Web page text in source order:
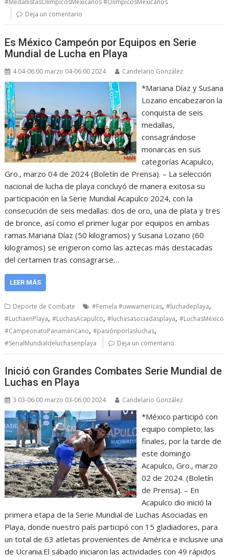
#MedallistasOlímpicosMexicanos #OlimpicosMexicanos
Deja un comentario
Es México Campeón por Equipos en Serie
Mundial de Lucha en Playa
4 04-06:00 marzo 04-06:00 2024 Candelario González
*Mariana Díaz y Susana
Lozano encabezaron la
conquista de seis
medallas,
consagrándose
monarcas en sus
categorías Acapulco,
Gro., marzo 04 de 2024 (Boletín de Prensa). – La selección
nacional de lucha de playa concluyó de manera exitosa su
participación en la Serie Mundial Acapulco 2024, con la
consecución de seis medallas: dos de oro, una de plata y tres
de bronce, así como el primer lugar por equipos en ambas
ramas.Mariana Díaz (50 kilogramos) y Susana Lozano (60
kilogramos) se erigieron como las aztecas más destacadas
del certamen tras consagrarse…
LEER MÁS
Deporte de Combate #Femela #uwwamericas,#luchadeplaya,
#LuchaenPlaya,#LuchasAcapulco,#luchasasociadasplaya,#LuchasMéxico
#CampeonatoPanamericano,#pasiónporlasluchas,
#SerialMundialdeluchasenplaya Deja un comentario
Inició con Grandes Combates Serie Mundial de
Luchas en Playa
3 03-06:00 marzo 03-06:00 2024 Candelario González
*México participó con
equipo completo; las
finales, por la tarde de
este domingo
Acapulco, Gro., marzo
02 de 2024. (Boletín
de Prensa). – En
Acapulco dio inició la
primera etapa de la Serie Mundial de Luchas Asociadas en
Playa, donde nuestro país participó con 15 gladiadores, para
un total de 63 atletas provenientes de América e inclusive una
de Ucrania.El sábado iniciaron las actividades con 49 rápidos